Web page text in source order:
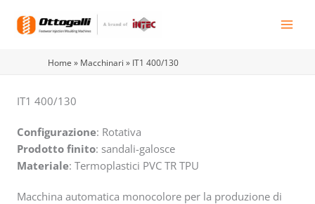
Home » Macchinari » IT1 400/130
IT1 400/130
Configurazione: Rotativa
Prodotto finito: sandali-galosce
Materiale: Termoplastici PVC TR TPU
Macchina automatica monocolore per la produzione di